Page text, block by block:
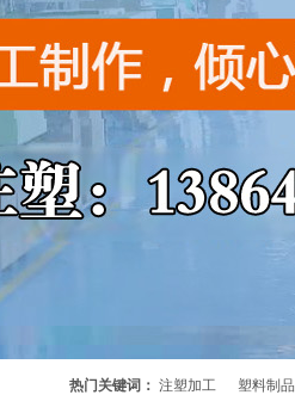
热门关键词： 注塑加工 塑料制